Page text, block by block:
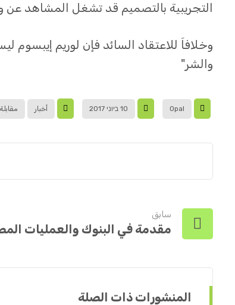
التجريبية بالتصميم قد تشغل المشاهد عن
وخلافاَ للاعتقاد السائد فإن لوريم
والشر"
Opal 10 ביוני 2017 أخبار مقابلة
سابق
مقدمة في البنوك والعمليات
المنشورات ذات الصلة